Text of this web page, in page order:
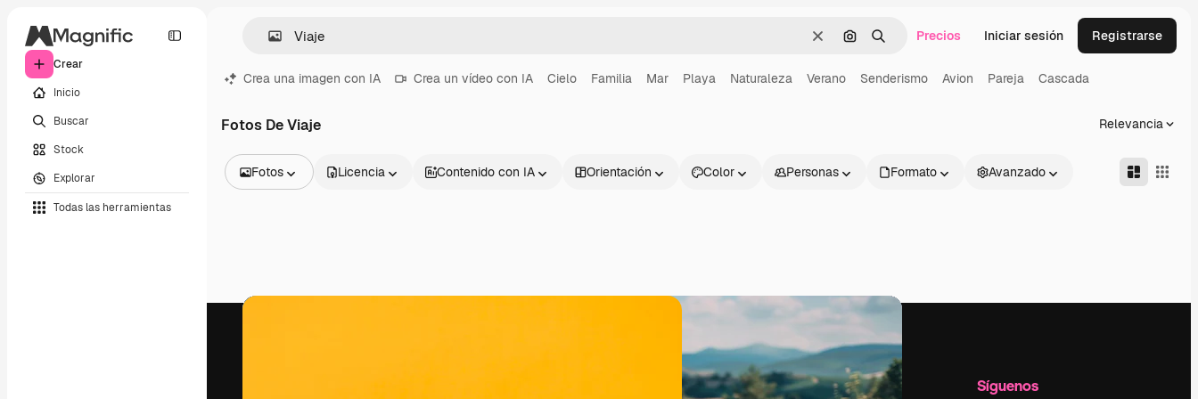
Crear
Inicio
Buscar
Stock
Explorar
Todas las herramientas
BorrarBuscar por imagen
BuscarPrecios Iniciar sesión Registrarse
Crea una imagen con IA Crea un vídeo con IA Cielo Familia Mar Playa Naturaleza Verano Senderismo Avion Pareja Cascada
Fotos De Viaje Relevancia
Fotos
Vídeos
Licencia Contenido con IA Orientación Color Personas Formato Avanzado
Productos Información útil Empresa Síguenos